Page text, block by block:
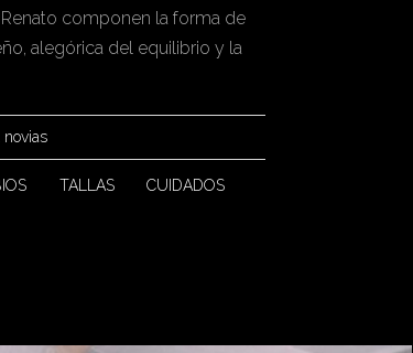
componen la forma de
alegórica del equilibrio y la
novias
TALLAS CUIDADOS